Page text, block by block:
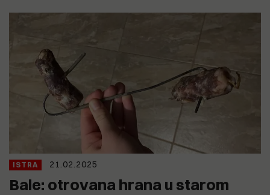
ISTRA 21.02.2025
Bale: otrovana hrana u starom